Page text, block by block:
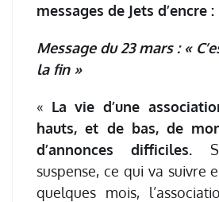
messages de Jets d’encre :
Message du 23 mars : «
la fin »
« La vie d’une
hauts, et de bas, de
d’annonces difficiles.
suspense, ce qui va suivre
quelques mois,